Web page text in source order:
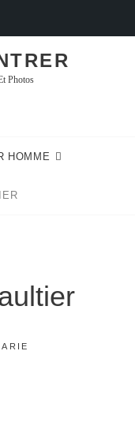
Photos
HOMME